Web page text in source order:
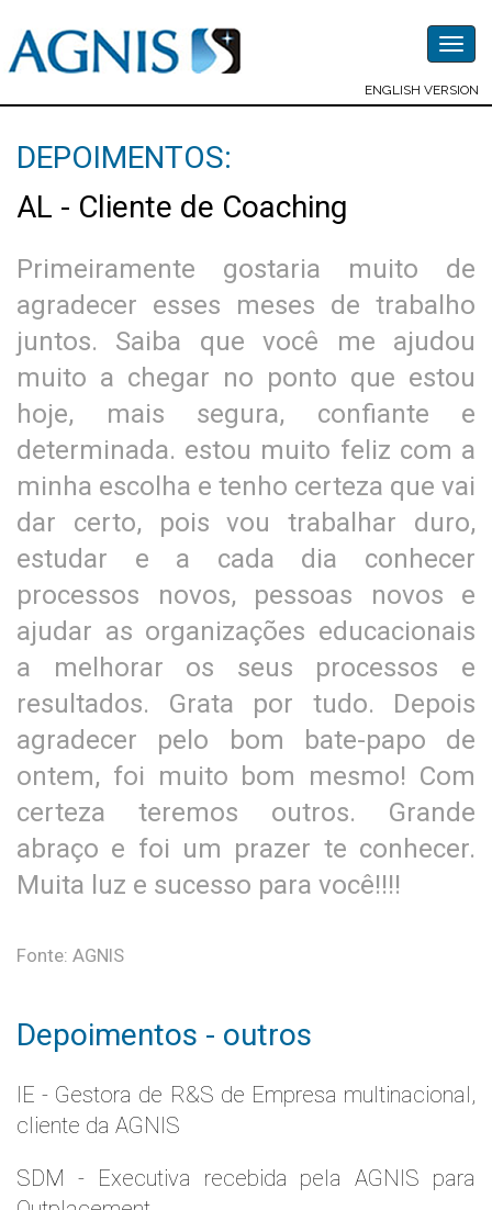
ENGLISH VERSION
DEPOIMENTOS:
AL - Cliente de Coaching
Primeiramente gostaria muito de
agradecer esses meses de trabalho
juntos. Saiba que você me ajudou
muito a chegar no ponto que estou
hoje, mais segura, confiante e
determinada. estou muito feliz com a
minha escolha e tenho certeza que vai
dar certo, pois vou trabalhar duro,
estudar e a cada dia conhecer
processos novos, pessoas novos e
ajudar as organizações educacionais
a melhorar os seus processos e
resultados. Grata por tudo. Depois
agradecer pelo bom bate-papo de
ontem, foi muito bom mesmo! Com
certeza teremos outros. Grande
abraço e foi um prazer te conhecer.
Muita luz e sucesso para você!!!!
Fonte: AGNIS
Depoimentos - outros
IE - Gestora de R&S de Empresa multinacional,
cliente da AGNIS
SDM - Executiva recebida pela AGNIS para